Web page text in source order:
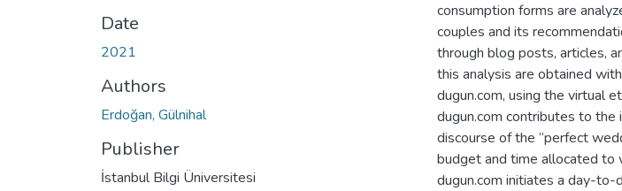
Date
2021
Authors
Erdoğan, Gülnihal
Publisher
İstanbul Bilgi Üniversitesi
consumption forms are
couples and its
through blog posts, articles,
this analysis are obtained
dugun.com, using the virtual
dugun.com contributes to the
discourse of the “perfect
budget and time allocated to
dugun.com initiates a day-